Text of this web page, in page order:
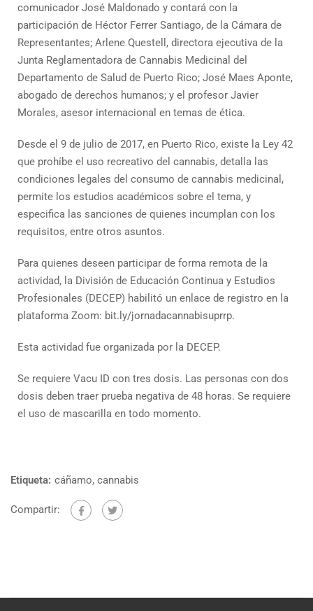
comunicador José Maldonado y contará con la
participación de Héctor Ferrer Santiago, de la Cámara de
Representantes; Arlene Questell, directora ejecutiva de la
Junta Reglamentadora de Cannabis Medicinal del
Departamento de Salud de Puerto Rico; José Maes Aponte,
abogado de derechos humanos; y el profesor Javier
Morales, asesor internacional en temas de ética.
Desde el 9 de julio de 2017, en Puerto Rico, existe la Ley 42
que prohíbe el uso recreativo del cannabis, detalla las
condiciones legales del consumo de cannabis medicinal,
permite los estudios académicos sobre el tema, y
especifica las sanciones de quienes incumplan con los
requisitos, entre otros asuntos.
Para quienes deseen participar de forma remota de la
actividad, la División de Educación Continua y Estudios
Profesionales (DECEP) habilitó un enlace de registro en la
plataforma Zoom: bit.ly/jornadacannabisuprrp.
Esta actividad fue organizada por la DECEP.
Se requiere Vacu ID con tres dosis. Las personas con dos
dosis deben traer prueba negativa de 48 horas. Se requiere
el uso de mascarilla en todo momento.
Etiqueta: cáñamo, cannabis
Compartir: